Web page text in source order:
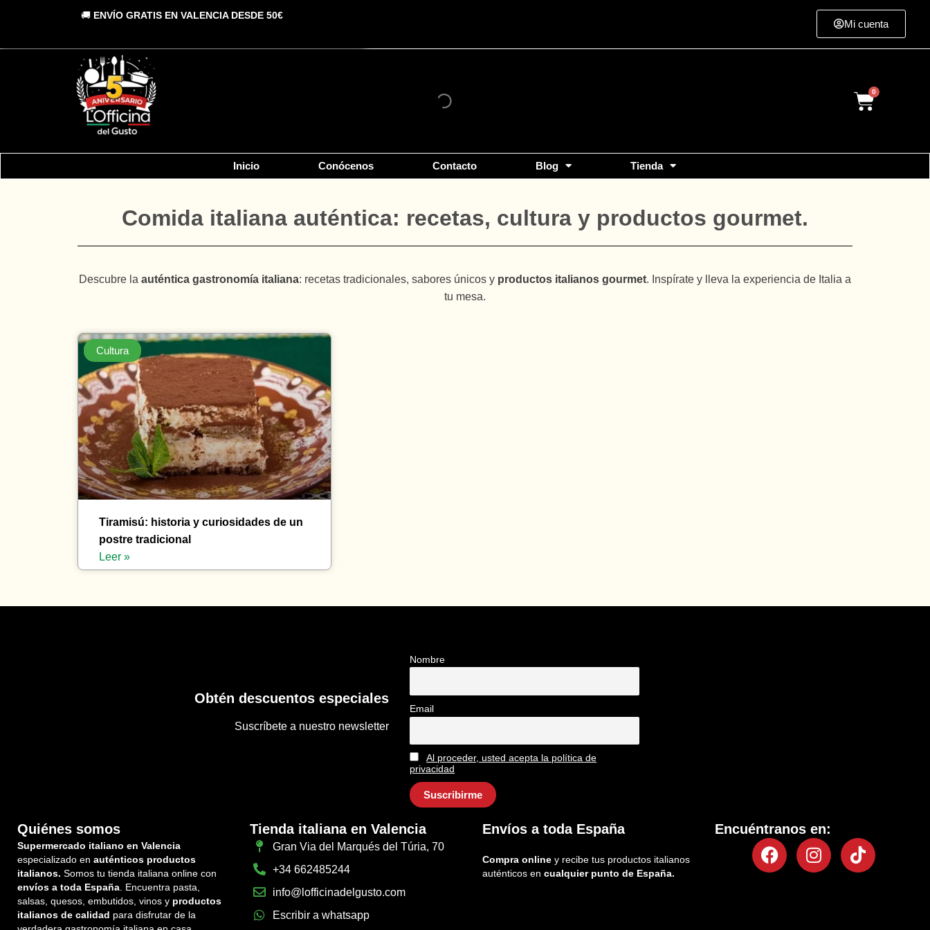
🚚 ENVÍO GRATIS EN VALENCIA DESDE 50€
Mi cuenta
Cart
Inicio Conócenos Contacto Blog Tienda
Comida italiana auténtica: recetas, cultura y productos gourmet.
Descubre la auténtica gastronomía italiana: recetas tradicionales, sabores únicos y productos italianos gourmet. Inspírate y lleva la experiencia de Italia a
tu mesa.
Cultura
Tiramisú: historia y curiosidades de un
postre tradicional
Leer »
Obtén descuentos especiales
Suscríbete a nuestro newsletter
Nombre
Email
Al proceder, usted acepta la política de
privacidad
Quiénes somos
Supermercado italiano en Valencia
especializado en auténticos productos
italianos. Somos tu tienda italiana online con
envíos a toda España . Encuentra pasta,
salsas, quesos, embutidos, vinos y productos
italianos de calidad para disfrutar de la
Tienda italiana en Valencia
Gran Via del Marqués del Túria, 70
+34 662485244
info@lofficinadelgusto.com
Escribir a whatsapp
Envíos a toda España
Compra online y recibe tus productos italianos
auténticos en cualquier punto de España.
Encuéntranos en:
FacebookInstagram
Tiktok